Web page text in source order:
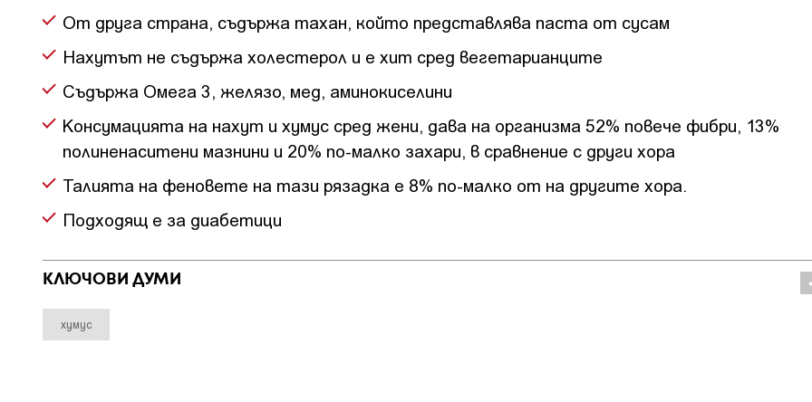
От друга страна, съдържа тахан, който представлява паста от сусам
Нахутът не съдържа холестерол и е хит сред вегетарианците
Съдържа Омега 3, желязо, мед, аминокиселини
Консумацията на нахут и хумус сред жени, дава на организма 52% повече фибри, 13%
полиненаситени мазнини и 20% по-малко захари, в сравнение с други хора
Талията на феновете на тази рязадка е 8% по-малко от на другите хора.
Подходящ е за диабетици
КЛЮЧОВИ ДУМИ
хумус